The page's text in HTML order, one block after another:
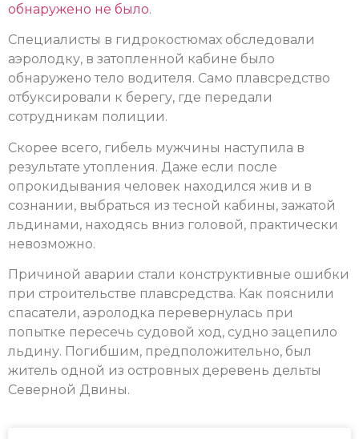
обнаружено не было.
Специалисты в гидрокостюмах обследовали
аэролодку, в затопленной кабине было
обнаружено тело водителя. Само плавсредство
отбуксировали к берегу, где передали
сотрудникам полиции.
Скорее всего, гибель мужчины наступила в
результате утопления. Даже если после
опрокидывания человек находился жив и в
сознании, выбраться из тесной кабины, зажатой
льдинами, находясь вниз головой, практически
невозможно.
Причиной аварии стали конструктивные ошибки
при строительстве плавсредства. Как пояснили
спасатели, аэролодка перевернулась при
попытке пересечь судовой ход, судно зацепило
льдину. Погибшим, предположительно, был
житель одной из островных деревень дельты
Северной Двины.